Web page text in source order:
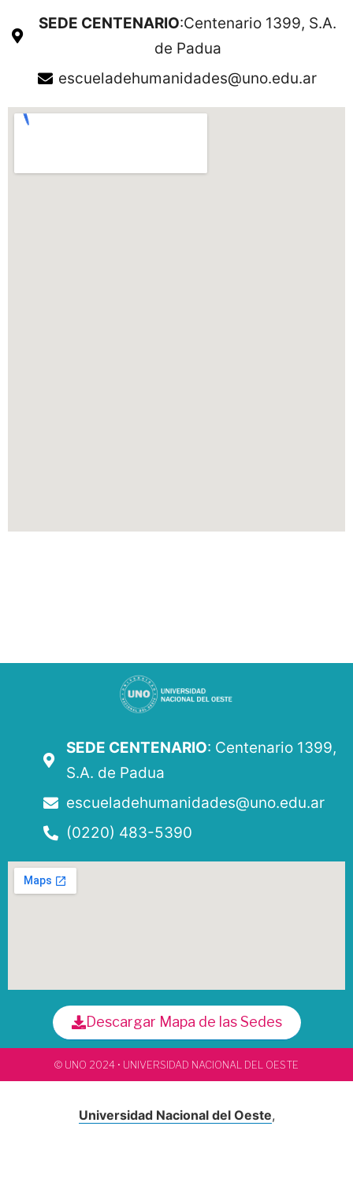
SEDE CENTENARIO:Centenario 1399, S.A.
de Padua
escueladehumanidades@uno.edu.ar
SEDE CENTENARIO: Centenario 1399,
S.A. de Padua
escueladehumanidades@uno.edu.ar
(0220) 483-5390
Descargar Mapa de las Sedes
© UNO 2024 • UNIVERSIDAD NACIONAL DEL OESTE
Universidad Nacional del Oeste,